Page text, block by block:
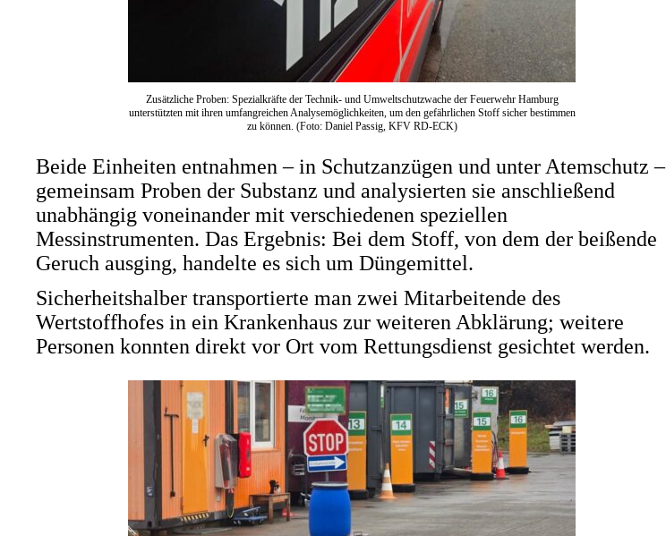
Zusätzliche Proben: Spezialkräfte der Technik- und Umweltschutzwache der Feuerwehr Hamburg
unterstützten mit ihren umfangreichen Analysemöglichkeiten, um den gefährlichen Stoff sicher bestimmen
zu können. (Foto: Daniel Passig, KFV RD-ECK)
Beide Einheiten entnahmen – in Schutzanzügen und unter Atemschutz –
gemeinsam Proben der Substanz und analysierten sie anschließend
unabhängig voneinander mit verschiedenen speziellen
Messinstrumenten. Das Ergebnis: Bei dem Stoff, von dem der beißende
Geruch ausging, handelte es sich um Düngemittel.
Sicherheitshalber transportierte man zwei Mitarbeitende des
Wertstoffhofes in ein Krankenhaus zur weiteren Abklärung; weitere
Personen konnten direkt vor Ort vom Rettungsdienst gesichtet werden.